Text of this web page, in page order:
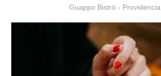
Guappo Bistró - Providencia